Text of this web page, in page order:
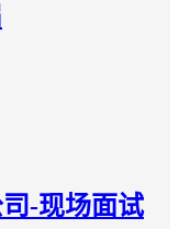
-现场面试